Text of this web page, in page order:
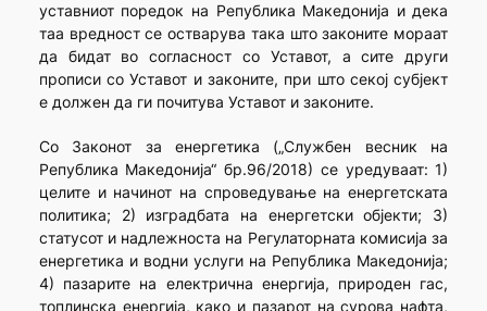
уставниот поредок на Република Македонија и дека
таа вредност се остварува така што законите мораат
да бидат во согласност со Уставот, а сите други
прописи со Уставот и законите, при што секој субјект
е должен да ги почитува Уставот и законите.
Со Законот за енергетика („Службен весник на
Република Македонија“ бр.96/2018) се уредуваат: 1)
целите и начинот на спроведување на енергетската
политика; 2) изградбата на енергетски објекти; 3)
статусот и надлежноста на Регулаторната комисија за
енергетика и водни услуги на Република Македонија;
4) пазарите на електрична енергија, природен гас,
топлинска енергија, како и пазарот на сурова нафта,